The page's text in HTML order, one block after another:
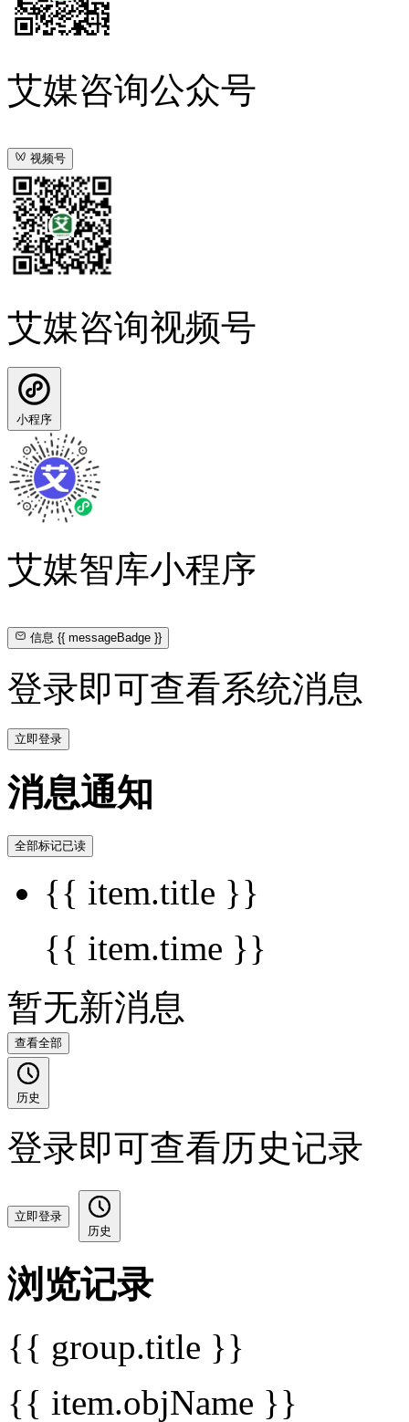
艾媒咨询公众号
视频号
艾媒咨询视频号
小程序
艾媒智库小程序
信息{{ messageBadge }}
登录即可查看系统消息
立即登录
消息通知
全部标记已读
{{ item.title }}
{{ item.time }}
暂无新消息
查看全部
历史
登录即可查看历史记录
立即登录
历史
浏览记录
{{ group.title }}
{{ item.objName }}